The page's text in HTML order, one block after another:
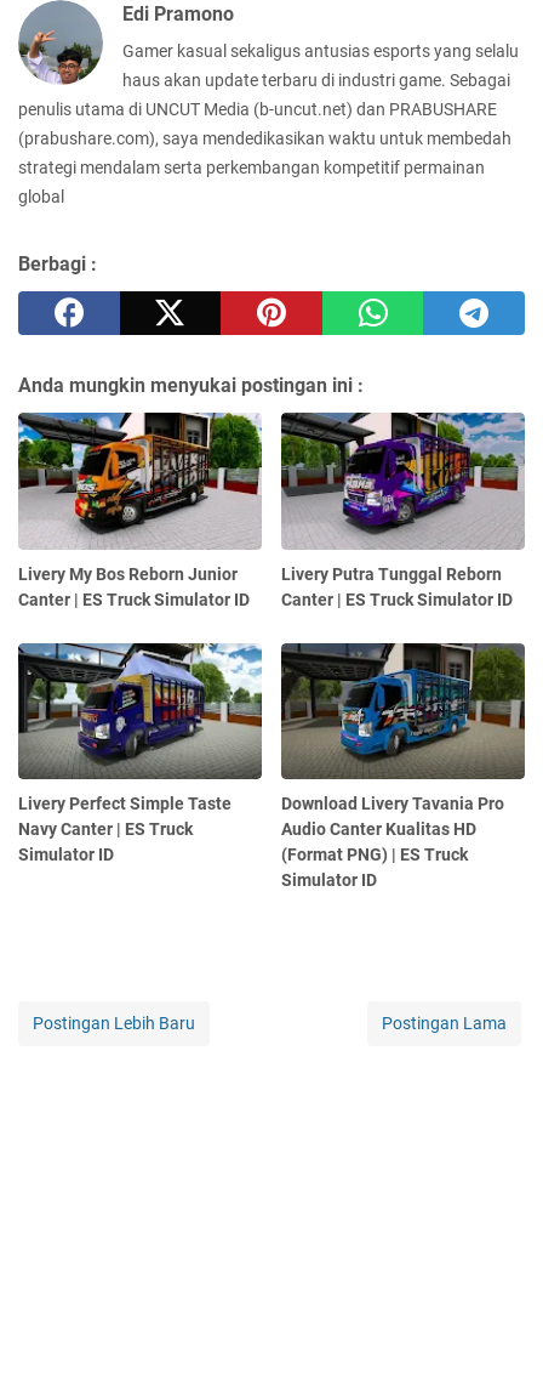
Edi Pramono
Gamer kasual sekaligus antusias esports yang selalu
haus akan update terbaru di industri game. Sebagai
penulis utama di UNCUT Media (b-uncut.net) dan PRABUSHARE
(prabushare.com), saya mendedikasikan waktu untuk membedah
strategi mendalam serta perkembangan kompetitif permainan
global
Berbagi :
Anda mungkin menyukai postingan ini :
Livery My Bos Reborn Junior
Canter | ES Truck Simulator ID
Livery Putra Tunggal Reborn
Canter | ES Truck Simulator ID
Livery Perfect Simple Taste
Navy Canter | ES Truck
Simulator ID
Download Livery Tavania Pro
Audio Canter Kualitas HD
(Format PNG) | ES Truck
Simulator ID
Postingan Lebih Baru Postingan Lama